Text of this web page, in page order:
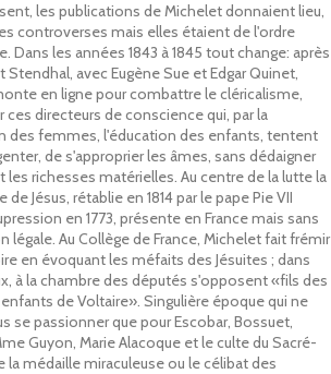
les publications de Michelet donnaient lieu,
controverses mais elles étaient de l'ordre
Dans les années 1843 à 1845 tout change: après
Stendhal, avec Eugène Sue et Edgar Quinet,
en ligne pour combattre le cléricalisme,
ces directeurs de conscience qui, par la
des femmes, l'éducation des enfants, tentent
de s'approprier les âmes, sans dédaigner
les richesses matérielles. Au centre de la lutte la
de Jésus, rétablie en 1814 par le pape Pie VII
en 1773, présente en France mais sans
légale. Au Collège de France, Michelet fait frémir
en évoquant les méfaits des Jésuites ; dans
à la chambre des députés s'opposent «fils des
de Voltaire». Singulière époque qui ne
se passionner que pour Escobar, Bossuet,
Guyon, Marie Alacoque et le culte du Sacré-
la médaille miraculeuse ou le célibat des